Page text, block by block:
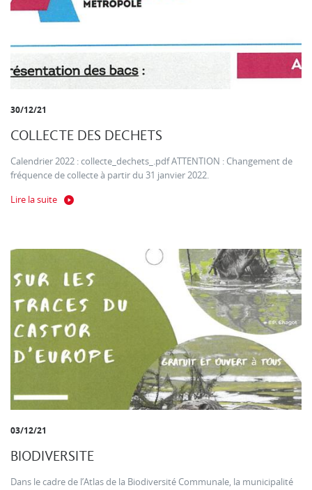
30/12/21
COLLECTE DES DECHETS
Calendrier 2022 : collecte_dechets_.pdf ATTENTION : Changement de
fréquence de collecte à partir du 31 janvier 2022.
Lire la suite
03/12/21
BIODIVERSITE
Dans le cadre de l’Atlas de la Biodiversité Communale, la municipalité